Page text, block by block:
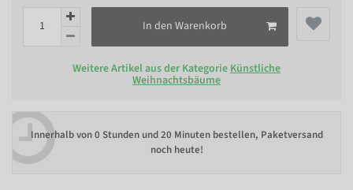
In den Warenkorb
Weitere Artikel aus der Kategorie Künstliche
Weihnachtsbäume
Innerhalb von0 Stunden und 20 Minuten bestellen, Paketversand
noch heute!